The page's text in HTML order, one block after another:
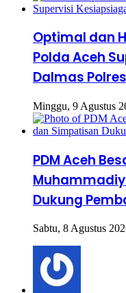
Optimal dan
Polda Aceh
Dalmas
Minggu, 9 Agustus
PDM Aceh
Dukung
Sabtu, 8 Agustus